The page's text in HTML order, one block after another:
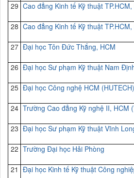
29 Cao đẳng Kinh tế Kỹ thuật TP.HCM,
28 Cao đẳng Kinh tế Kỹ thuật TP.HCM,
27 Đại học Tôn Đức Thắng, HCM
26 Đại học Sư phạm Kỹ thuật Nam
25 Đại học Công nghệ HCM (HUTECH)
24 Trường Cao đẳng Kỹ nghệ II, HCM
23 Đại học Sư phạm Kỹ thuật Vĩnh
22 Trường Đại học Hải Phòng
21 Đại học Kinh tế Kỹ thuậtCông